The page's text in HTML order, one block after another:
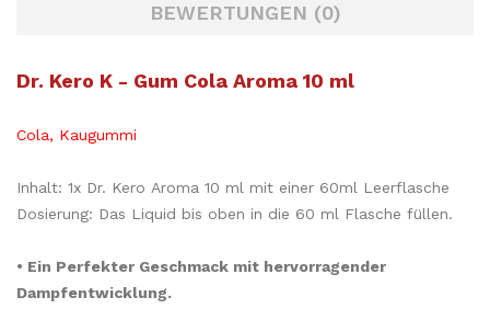
BEWERTUNGEN (0)
Dr. Kero K - Gum Cola Aroma 10 ml
Cola, Kaugummi
Inhalt: 1x Dr. Kero Aroma 10 ml mit einer 60ml Leerflasche
Dosierung: Das Liquid bis oben in die 60 ml Flasche füllen.
• Ein Perfekter Geschmack mit hervorragender
Dampfentwicklung.